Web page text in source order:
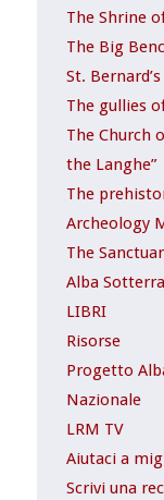
The Shrine
The Big
St.
The gullies
The Church
the Langhe”
The
Archeology
The
Alba
LIBRI
Risorse
Progetto
Nazionale
LRM TV
Aiutaci a
Scrivi una